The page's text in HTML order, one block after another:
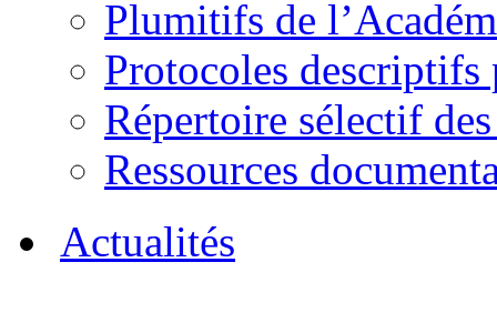
Plumitifs de
Protocoles descriptifs
Répertoire sélectif
Ressources
Actualités